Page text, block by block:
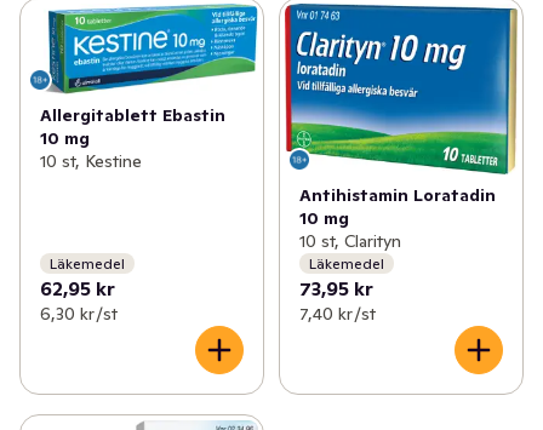
✓ Sår, bett och stick (17)
✓ Mage (15)
✓ Sex och lust (5)
Händer och fötter
✓ Hårvård
Intim och underliv (62)
✓ Ansiktsvård (97)
✓ Värk och feber (4)
✓ Sluta röka (9)
✓ Allergi
✓ Nässpray och näsdroppar
Allergitablett Ebastin
10 mg
10 st, Kestine
Läkemedel
62,95 kr
6,30 kr /st
Antihistamin Loratadin
10 mg
10 st, Clarityn
Läkemedel
73,95 kr
7,40 kr /st